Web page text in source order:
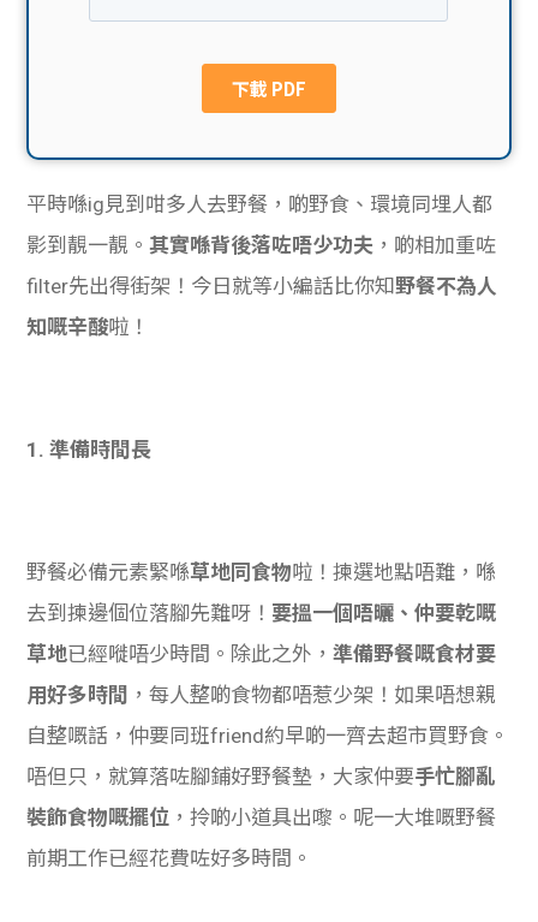
網上
私人
貸款
貸款
校園
Gui
de
理財
101
平時喺ig見到咁多人去野餐，啲野食、環境同埋人都
影到靚一靚。其實喺背後落咗唔少功夫 ，啲相加重咗
filter先出得街架！今日就等小編話比你知野餐不為人
知嘅辛酸啦！
1. 準備時間長
野餐必備元素緊喺草地同食物啦！揀選地點唔難，喺
去到揀邊個位落腳先難呀！ 要搵一個唔曬、仲要乾嘅
草地已經嘥唔少時間。除此之外，準備野餐嘅食材要
用好多時間 ，每人整啲食物都唔惹少架！如果唔想親
自整嘅話，仲要同班friend約早啲一齊去超市買野食。
唔但只，就算落咗腳鋪好野餐墊，大家仲要手忙腳亂
裝飾食物嘅擺位 ，拎啲小道具出嚟。呢一大堆嘅野餐
前期工作已經花費咗好多時間。